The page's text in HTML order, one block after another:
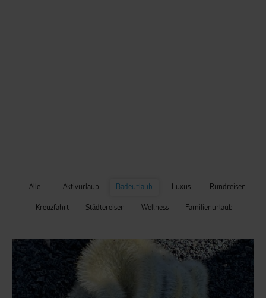
Alle Aktivurlaub Badeurlaub Luxus Rundreisen
Kreuzfahrt Städtereisen Wellness Familienurlaub